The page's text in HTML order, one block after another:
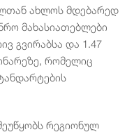
ახლოს მდებარედ
მახასიათებლები
გვირაბსა და 1.47
რომელიც
რეგიონულ